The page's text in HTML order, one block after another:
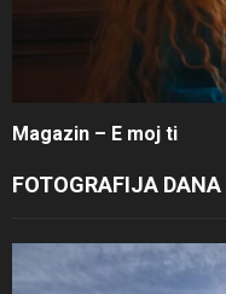
Magazin – E moj ti
FOTOGRAFIJA DANA